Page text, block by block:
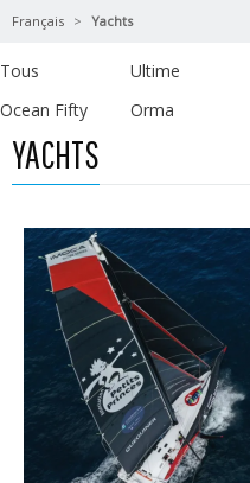
Français Yachts
YACHTS
Tous Ultime
Ocean Fifty
Orma